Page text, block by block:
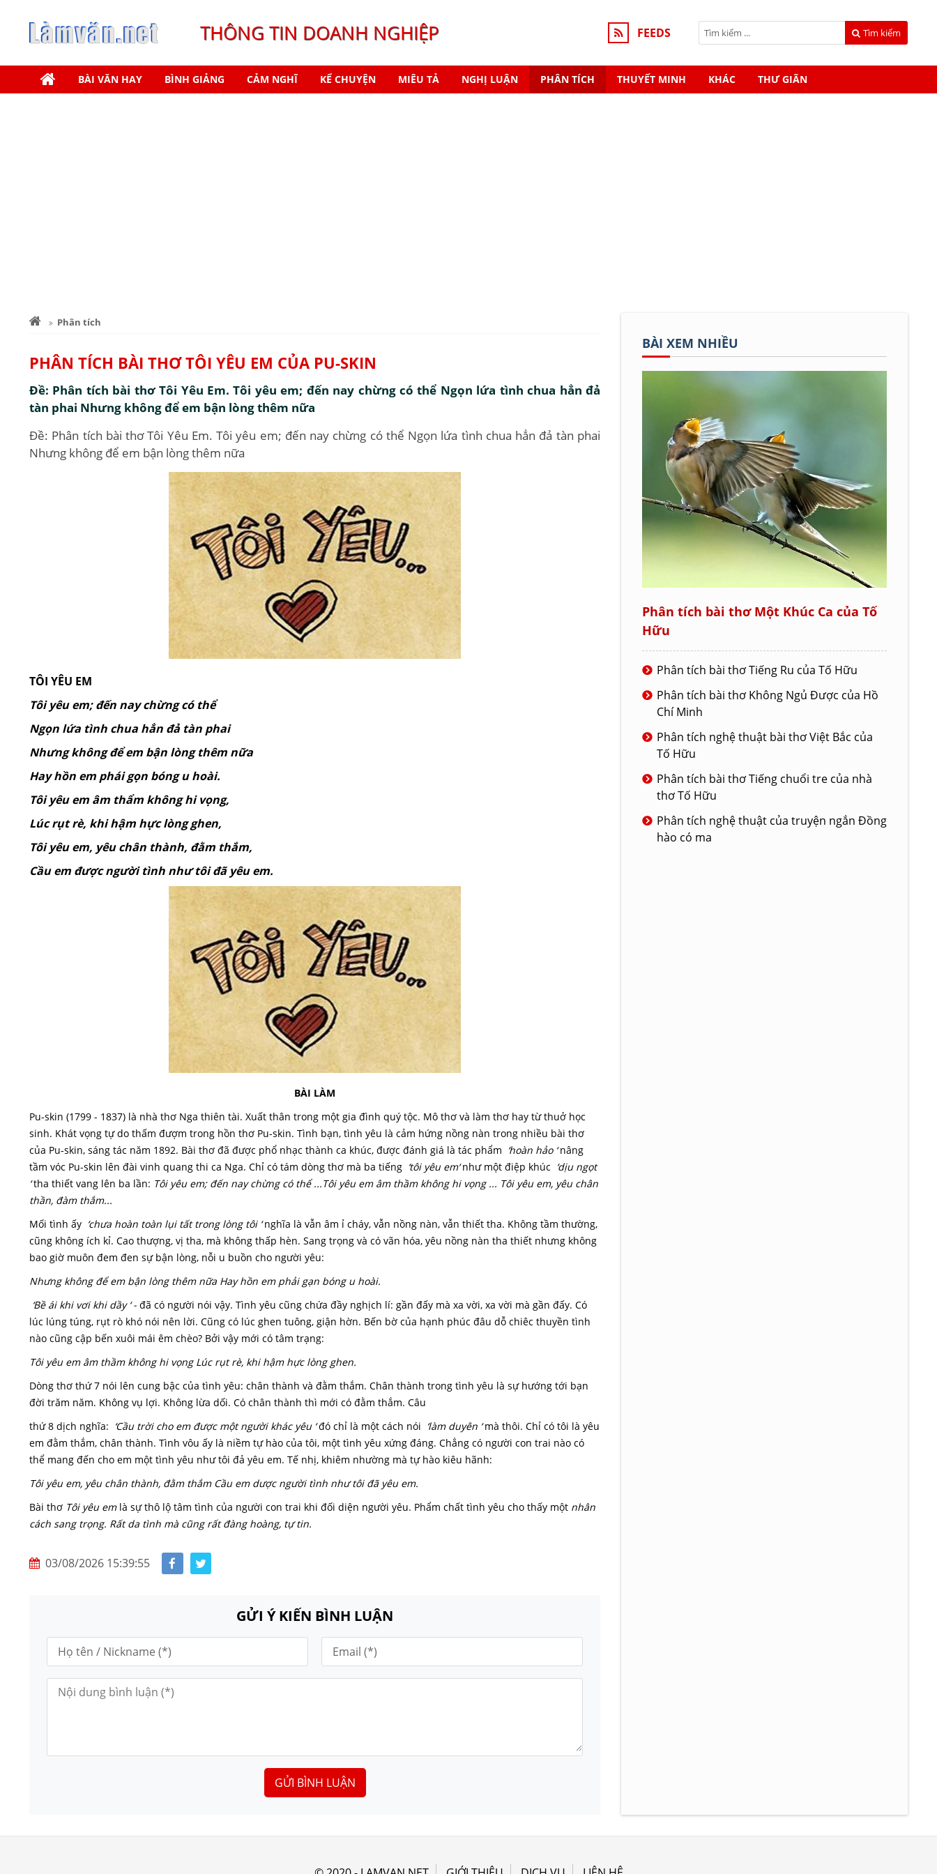
THÔNG TIN DOANH NGHIỆP FEEDS Tìm kiếm
BÀI VĂN HAY BÌNH GIẢNG CẢM NGHĨ KỂ CHUYỆN MIÊU TẢ NGHỊ LUẬN PHÂN TÍCH THUYẾT MINH KHÁC THƯ GIÃN
Phân tích
PHÂN TÍCH BÀI THƠ TÔI YÊU EM CỦA PU-SKIN
Đề: Phân tích bài thơ Tôi Yêu Em. Tôi yêu em; đến nay chừng có thể Ngọn lứa tình chua hẳn đả
tàn phai Nhưng không để em bận lòng thêm nữa
Đề: Phân tích bài thơ Tôi Yêu Em. Tôi yêu em; đến nay chừng có thể Ngọn lứa tình chua hẳn đả tàn phai
Nhưng không để em bận lòng thêm nữa
TÔI YÊU EM
Tôi yêu em; đến nay chừng có thể
Ngọn lứa tình chua hẳn đả tàn phai
Nhưng không để em bận lòng thêm nữa
Hay hồn em phái gọn bóng u hoài.
Tôi yêu em âm thẩm không hi vọng,
Lúc rụt rè, khi hậm hực lòng ghen,
Tôi yêu em, yêu chân thành, đằm thắm,
Cầu em được người tình như tôi đã yêu em.
BÀI LÀM
Pu-skin (1799 - 1837) là nhà thơ Nga thiên tài. Xuất thân trong một gia đình quý tộc. Mô thơ và làm thơ hay từ thuở học
sinh. Khát vọng tự do thấm đượm trong hồn thơ Pu-skin. Tình bạn, tình yêu là cảm hứng nồng nàn trong nhiều bài thơ
của Pu-skin, sáng tác năm 1892. Bài thơ đã được phổ nhạc thành ca khúc, được đánh giá là tác phẩm ‘hoàn hảo ‘ nâng
tầm vóc Pu-skin lên đài vinh quang thi ca Nga. Chỉ có tám dòng thơ mà ba tiếng ‘tôi yêu em‘như một điệp khúc ‘dịu ngọt
tha thiết vang lên ba lần: Tôi yêu em; đến nay chừng có thể ...Tôi yêu em âm thầm không hi vọng ... Tôi yêu em, yêu chân
thần, đàm thắm...
Mối tình ấy ‘chưa hoàn toàn lụi tất trong lòng tôi ‘ nghĩa là vẫn âm ỉ cháy, vẫn nồng nàn, vẫn thiết tha. Không tầm thường,
cũng không ích kỉ. Cao thượng, vị tha, mà không thấp hèn. Sang trọng và có vãn hóa, yêu nồng nàn tha thiết nhưng không
bao giờ muôn đem đen sự bận lòng, nỗi u buồn cho người yêu:
Nhưng không để em bận lòng thêm nữa Hay hồn em phải gạn bóng u hoài.
‘Bề ái khi vơi khi dầy ‘ - đã có người nói vậy. Tình yêu cũng chứa đầy nghịch lí: gần đấy mà xa vời, xa vời mà gần đấy. Có
lúc lúng túng, rụt rò khó nói nên lời. Cũng có lúc ghen tuông, giận hờn. Bến bờ của hạnh phúc đâu dỗ chiêc thuyền tình
nào cũng cập bến xuôi mái êm chèo? Bởi vậy mới có tâm trạng:
Tôi yêu em âm thầm không hi vọng Lúc rụt rè, khi hậm hực lòng ghen.
Dòng thơ thứ 7 nói lên cung bậc của tình yêu: chân thành và đằm thắm. Chân thành trong tình yêu là sự hướng tới bạn
đời trăm năm. Không vụ lợi. Không lừa dối. Có chân thành thì mới có đằm thắm. Câu
thứ 8 dịch nghĩa: ‘Cầu trời cho em được một người khác yêu ‘ đó chỉ là một cách nói ‘làm duyên ‘ mà thôi. Chỉ có tôi là yêu
em đằm thắm, chân thành. Tình vôu ấy là niềm tự hào của tôi, một tình yêu xứng đáng. Chẳng có người con trai nào có
thể mang đến cho em một tình yêu như tôi đả yêu em. Tế nhị, khiêm nhường mà tự hào kiêu hãnh:
Tôi yêu em, yêu chân thành, đằm thắm Cầu em dược người tình như tôi đã yêu em.
Bài thơ Tôi yêu emlà sự thô lộ tâm tình của người con trai khi đối diện người yêu. Phẩm chất tình yêu cho thấy một nhân
cách sang trọng. Rất da tình mà cũng rất đàng hoàng, tự tin.
03/08/2026 15:39:55
GỬI Ý KIẾN BÌNH LUẬN
GỬI BÌNH LUẬN
BÀI XEM NHIỀU
Phân tích bài thơ Một Khúc Ca của Tố
Hữu
Phân tích bài thơ Tiếng Ru của Tố Hữu
Phân tích bài thơ Không Ngủ Được của Hồ
Chí Minh
Phân tích nghệ thuật bài thơ Việt Bắc của
Tố Hữu
Phân tích bài thơ Tiếng chuổi tre của nhà
thơ Tố Hữu
Phân tích nghệ thuật của truyện ngắn Đồng
hào có ma